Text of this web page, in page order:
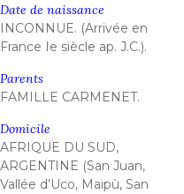
Date de naissance
INCONNUE. (Arrivée en
France Ie siècle ap. J.C.).
Parents
FAMILLE CARMENET.
Domicile
AFRIQUE DU SUD,
ARGENTINE (San Juan,
Vallée d’Uco, Maipù, San